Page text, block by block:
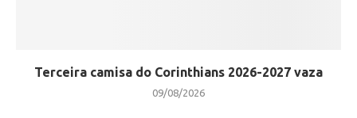
Terceira camisa do Corinthians 2026-2027 vaza
09/08/2026